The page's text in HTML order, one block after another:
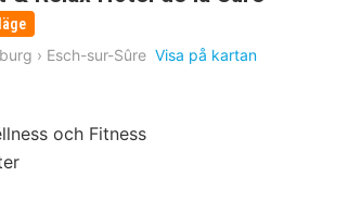
› Esch-sur-Sûre Visa på kartan
och Fitness